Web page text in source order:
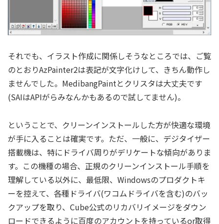
それでも、イラスト作成に関係しそうなところでは、ご覧
のとおりAzPainter2は表記が文字化けして、きちん動作し
ませんでした。MedibangPaintとクリスタは大丈夫です
(SAIはAPIがらみなんかもあるので試してません)。
ということで、クリーンインストールした方が快適な環境
が手に入ることは確実です。ただ、一般に、デジタイザー
搭載機は、特にドライバ周りがデリケートな傾向がありま
す。この機種の場合、正規のクリーンインストール手順を
理解している以外に、最低限、Windowsのプロダクトキ
ーを控えて、各種ドライバ(ワコムドライバを含む)のバッ
クアップを取り、Cube公式のリカバリイメージをダウン
ロードできるように百度のアカウントを持っているor取得